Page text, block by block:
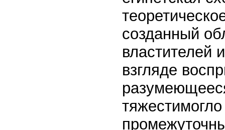
созданный
властителей
взгляде